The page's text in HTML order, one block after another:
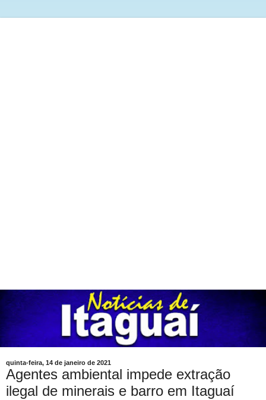
quinta-feira, 14 de janeiro de 2021
Agentes ambiental impede extração
ilegal de minerais e barro em Itaguaí